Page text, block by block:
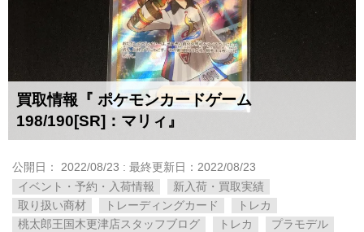
買取情報『 ポケモンカードゲーム
198/190[SR]：マリィ』
公開日： 2022/08/23 : 最終更新日：2022/08/23
イベント・予約・入荷情報
新入荷・買取実績
取り扱い商材
トレーディングカード
トレカ
桃太郎王国木更津店スタッフブログ
トレカ
プラモデル